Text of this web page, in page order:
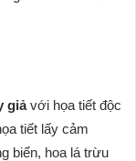
giảvới họa tiết độc
tiết lấy cảm
biển, hoa lá trừu